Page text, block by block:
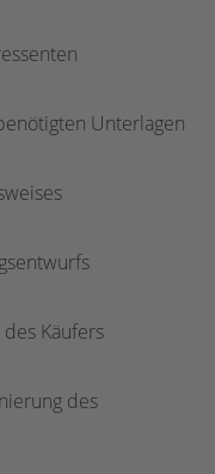
Unterlagen
Käufers
des